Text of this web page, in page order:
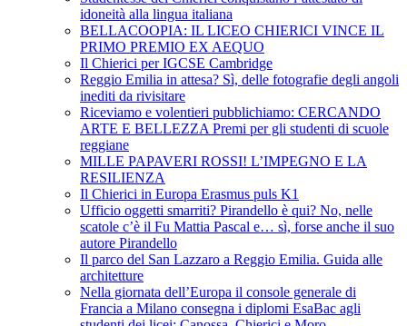
idoneità alla lingua italiana
BELLACOOPIA: IL LICEO CHIERICI VINCE IL
PRIMO PREMIO EX AEQUO
Il Chierici per IGCSE Cambridge
Reggio Emilia in attesa? Sì, delle fotografie degli angoli
inediti da rivisitare
Riceviamo e volentieri pubblichiamo: CERCANDO
ARTE E BELLEZZA Premi per gli studenti di scuole
reggiane
MILLE PAPAVERI ROSSI! L’IMPEGNO E LA
RESILIENZA
Il Chierici in Europa Erasmus puls K1
Ufficio oggetti smarriti? Pirandello è qui? No, nelle
scatole c’è il Fu Mattia Pascal e… sì, forse anche il suo
autore Pirandello
Il parco del San Lazzaro a Reggio Emilia. Guida alle
architetture
Nella giornata dell’Europa il console generale di
Francia a Milano consegna i diplomi EsaBac agli